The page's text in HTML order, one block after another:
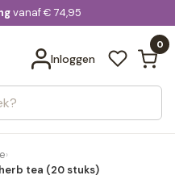
besteld
vanaf € 74,95
Inloggen
0
Bekijk alle resultaten
›
tea (20 stuks)